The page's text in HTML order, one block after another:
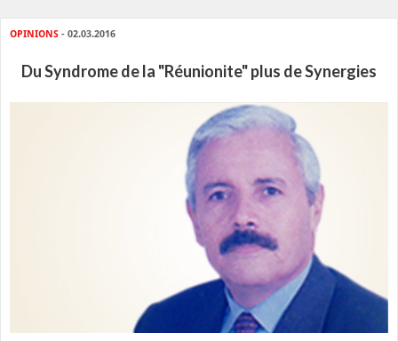
OPINIONS - 02.03.2016
Du Syndrome de la "Réunionite" plus de Synergies